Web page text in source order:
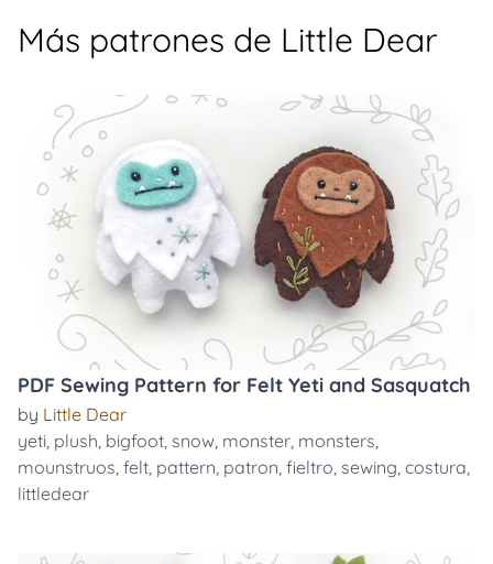
Más patrones de Little Dear
PDF Sewing Pattern for Felt Yeti and Sasquatch
by Little Dear
yeti, plush, bigfoot, snow, monster, monsters,
mounstruos, felt, pattern, patron, fieltro, sewing, costura,
littledear